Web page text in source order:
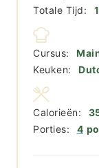
Totale Tijd:
1
Cursus:
Keuken:
Porties: 4
Calorieën: